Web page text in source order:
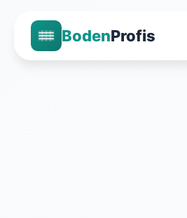
BodenProfis